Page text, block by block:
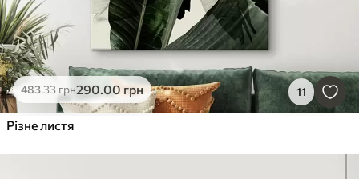
483.33грн290.00 грн 11
Різне листя